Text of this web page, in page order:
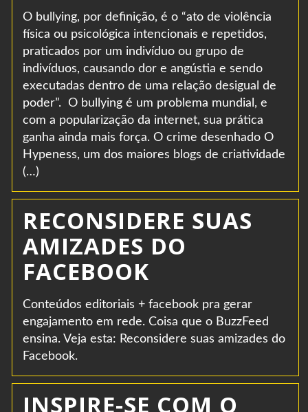
O bullying, por definição, é o “ato de violência
física ou psicológica intencionais e repetidos,
praticados por um indivíduo ou grupo de
indivíduos, causando dor e angústia e sendo
executadas dentro de uma relação desigual de
poder”. O bullying é um problema mundial, e
com a popularização da internet, sua prática
ganha ainda mais força. O crime desenhado O
Hypeness, um dos maiores blogs de criatividade
(…)
RECONSIDERE SUAS
AMIZADES DO
FACEBOOK
Conteúdos editoriais + facebook pra gerar
engajamento em rede. Coisa que o BuzzFeed
ensina. Veja esta: Reconsidere suas amizades do
Facebook.
INSPIRE-SE COM O